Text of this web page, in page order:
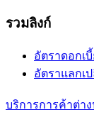
รวมลิงก์
อัตราดอกเ
อัตราแลกเ
บริการการค้าต่า